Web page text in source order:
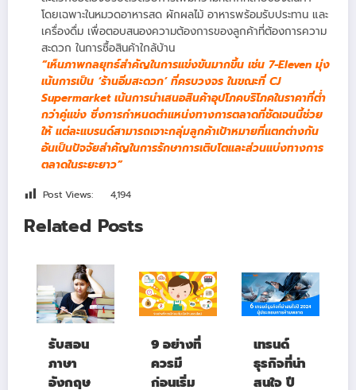
โดยเฉพาะในหมวดอาหารสด ผักผลไม้ อาหารพร้อมรับประทาน และ
เครื่องดื่ม เพื่อตอบสนองความต้องการของลูกค้าที่ต้องการความ
สะดวก ในการซื้อสินค้าใกล้บ้าน
“เห็นภาพกลยุทธ์สำคัญในการแข่งขันมากขึ้น เช่น 7-Eleven มุ่ง
เน้นการเป็น ‘ร้านอิ่มสะดวก’ ที่ครบวงจร ในขณะที่ CJ
Supermarket เน้นการนำเสนอสินค้าอุปโภคบริโภคในราคาที่ต่ำ
กว่าคู่แข่ง ซึ่งการกำหนดตำแหน่งทางการตลาดที่ชัดเจนนี้ช่วย
ให้ แต่ละแบรนด์สามารถเจาะกลุ่มลูกค้าเป้าหมายที่แตกต่างกัน
อันเป็นปัจจัยสำคัญในการรักษาการเติบโตและส่วนแบ่งทางการ
ตลาดในระยะยาว”
Post Views: 4,194
Related Posts
รับสอน
ภาษา
อังกฤษ
9 อย่างที่
ควรมี
ก่อนเริ่ม
เทรนด์
ธุรกิจที่น่า
สนใจ ปี